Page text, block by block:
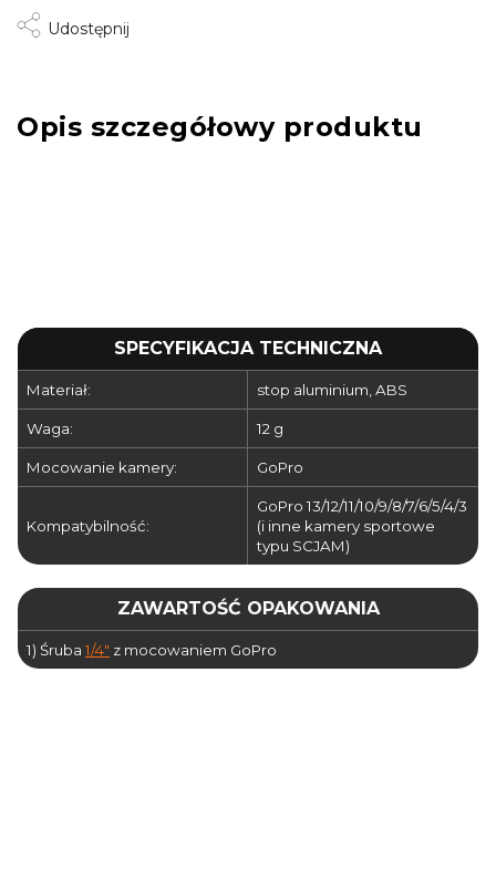
Udostępnij
Opis szczegółowy produktu
SPECYFIKACJA TECHNICZNA
Materiał: stop aluminium, ABS
Waga: 12 g
Mocowanie kamery: GoPro
Kompatybilność:
GoPro 13/12/11/10/9/8/7/6/5/4/3
(i inne kamery sportowe
typu SCJAM)
ZAWARTOŚĆ OPAKOWANIA
1) Śruba1/4" z mocowaniem GoPro